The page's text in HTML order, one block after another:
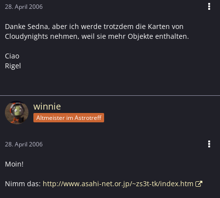
28. April 2006
Danke Sedna, aber ich werde trotzdem die Karten von
Cloudynights nehmen, weil sie mehr Objekte enthalten.
Ciao
Rigel
winnie
Altmeister im Astrotreff
28. April 2006
Moin!
Nimm das: http://www.asahi-net.or.jp/~zs3t-tk/index.htm